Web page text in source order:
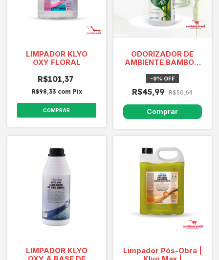
LIMPADOR KLYO
OXY FLORAL
R$101,37
R$98,33 com Pix
COMPRAR
ODORIZADOR DE
AMBIENTE BAMBOO
-9% OFF
R$45,99 R$50,64
LIMPADOR KLYO
Limpador Pós-Obra |